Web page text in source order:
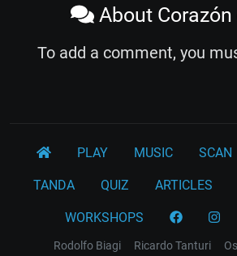
About Corazón
To add a comment, you
PLAY MUSIC SCAN
TANDA QUIZ ARTICLES
WORKSHOPS
Rodolfo Biagi Ricardo Tanturi